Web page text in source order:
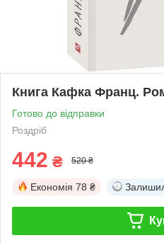
Книга Кафка Франц.
Готово до відправки
Роздріб
442 ₴ 520 ₴
Економія 78 ₴